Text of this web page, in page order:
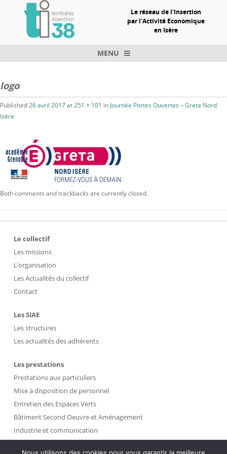
Le réseau de l'Insertion
par l'Activité Economique
en Isère
MENU
logo
Published26 avril 2017at251 × 101 in Journée Portes Ouvertes – Greta Nord
Isère
Both comments and trackbacks are currently closed.
Le collectif
Les missions
L’organisation
Les Actualités du collectif
Contact
Les SIAE
Les structures
Les actualités des adhérents
Les prestations
Prestations aux particuliers
Mise à disposition de personnel
Entretien des Espaces Verts
Bâtiment Second Oeuvre et Aménagement
Industrie et communication